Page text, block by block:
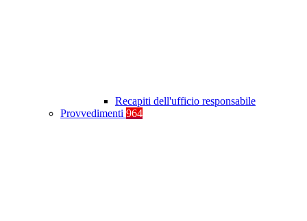
Recapiti dell'ufficio responsabile
Provvedimenti 964